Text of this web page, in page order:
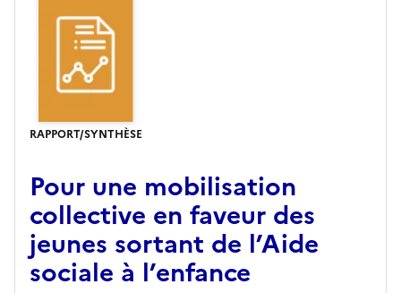
RAPPORT/SYNTHÈSE
Pour une mobilisation
collective en faveur des
jeunes sortant de l’Aide
sociale à l’enfance